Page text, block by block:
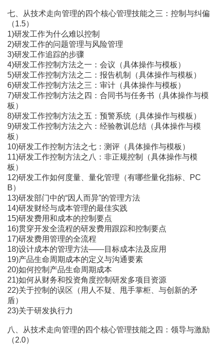
七、从技术走向管理的四个核心管理技能之三：控制与纠偏
（1.5）
1)研发工作为什么难以控制
2)研发工作的问题管理与风险管理
3)研发工作追踪的步骤
4)研发工作控制方法之一：会议（具体操作与模板）
5)研发工作控制方法之二：报告机制（具体操作与模板）
6)研发工作控制方法之三：审计（具体操作与模板）
7)研发工作控制方法之四：合同书与任务书（具体操作与模
板）
8)研发工作控制方法之五：预警系统（具体操作与模板）
9)研发工作控制方法之六：经验教训总结（具体操作与模
板）
10)研发工作控制方法之七：测评（具体操作与模板）
11)研发工作控制方法之八：非正规控制（具体操作与模
板）
12)研发工作如何度量、量化管理（有哪些量化指标、PC
B）
13)研发部门中的“因人而异”的管理方法
14)研发财经与成本管理的最佳实践
15)研发费用和成本的控制要点
16)贯穿开发全流程的研发费用跟踪和控制要点
17)研发费用管理的全流程
18)设计成本的管理方法――目标成本法及应用
19)产品生命周期成本的定义与沟通要素
20)如何控制产品生命周期成本
21)如何从财务和投资角度控制研发多项目资源
22)关于控制的误区（用人不疑、甩手掌柜、与创新的矛
盾）
23)关于研发执行力
八、从技术走向管理的四个核心管理技能之四：领导与激励
（2.0）